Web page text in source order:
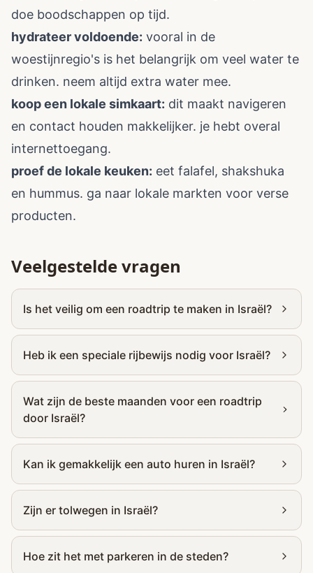
doe boodschappen op tijd.
hydrateer voldoende: vooral in de
woestijnregio's is het belangrijk om veel water te
drinken. neem altijd extra water mee.
koop een lokale simkaart: dit maakt navigeren
en contact houden makkelijker. je hebt overal
internettoegang.
proef de lokale keuken: eet falafel, shakshuka
en hummus. ga naar lokale markten voor verse
producten.
Veelgestelde vragen
Is het veilig om een roadtrip te maken in Israël?
Heb ik een speciale rijbewijs nodig voor Israël?
Wat zijn de beste maanden voor een roadtrip
door Israël?
Kan ik gemakkelijk een auto huren in Israël?
Zijn er tolwegen in Israël?
Hoe zit het met parkeren in de steden?